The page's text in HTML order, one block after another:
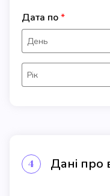
Дата по
День
Рік
4 Дані про